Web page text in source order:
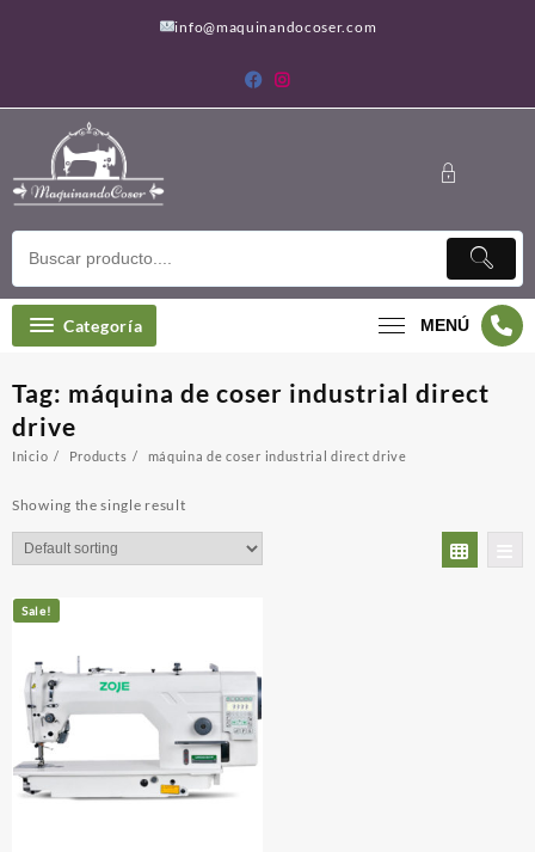
info@maquinandocoser.com
Categoría MENÚ
Tag: máquina de coser industrial direct
drive
Inicio Products máquina de coser industrial direct drive
Showing the single result
Sale!